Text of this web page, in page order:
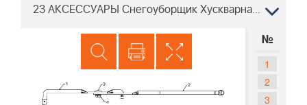
23 АКСЕССУАРЫ Снегоуборщик Хускварна 5524 ST 96191001607, 2011-05
№
1
2
3